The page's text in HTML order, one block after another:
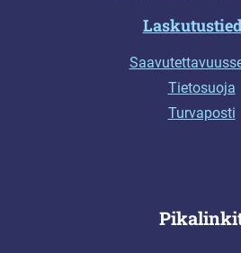
Tietosuoja
Turvaposti